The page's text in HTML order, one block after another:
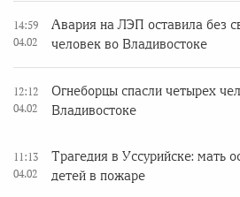
14:59
04.02
Авария на ЛЭП оставила без
человек во Владивостоке
12:12
04.02
Огнеборцы спасли четырех
Владивостоке
11:13
04.02
Трагедия в Уссурийске: мать
детей в пожаре